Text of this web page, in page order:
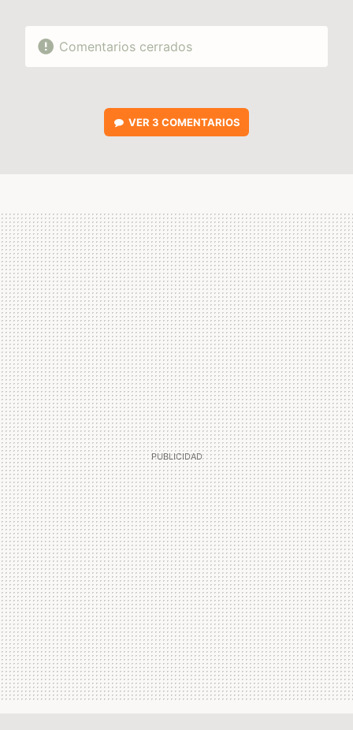
Comentarios cerrados
VER 3 COMENTARIOS